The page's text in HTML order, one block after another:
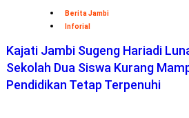
Berita Jambi
Inforial
Kajati Jambi Sugeng Hariadi
Sekolah Dua Siswa Kurang
Pendidikan Tetap Terpenuhi